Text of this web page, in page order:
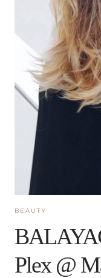
BEAUTY
Plex @